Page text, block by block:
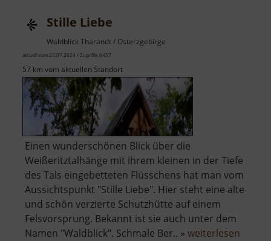
Stille Liebe
Waldblick Tharandt / Osterzgebirge
aktuell vom 23.07.2024 / Zugriffe: 6457
57 km vom aktuellen Standort
Einen wunderschönen Blick über die
Weißeritztalhänge mit ihrem kleinen in der Tiefe
des Tals eingebetteten Flüsschens hat man vom
Aussichtspunkt "Stille Liebe". Hier steht eine alte
und schön verzierte Schutzhütte auf einem
Felsvorsprung. Bekannt ist sie auch unter dem
Namen "Waldblick". Schmale Ber.. » weiterlesen